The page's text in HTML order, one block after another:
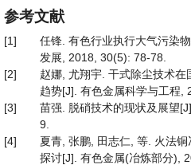
参考文献
[1]
任锋. 有色行业执行大气污染
发展, 2018, 30(5): 78-78.
[2]
赵娜, 尤翔宇. 干式除尘技术
趋势[J]. 有色金属科学与工程,
[3]
苗强. 脱硝技术的现状及展望
9.
[4]
夏青, 张鹏, 田志仁, 等. 火法
探讨[J]. 有色金属(冶炼部分),